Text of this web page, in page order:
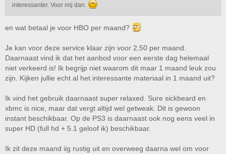
interessanter. Voor mij dan.
en wat betaal je voor HBO per maand?
Je kan voor deze service klaar zijn voor 2,50 per maand.
Daarnaast vind ik dat het aanbod voor een eerste dag helemaal
niet verkeerd is! Ik begrijp niet waarom dit maar 1 maand leuk zou
zijn. Kijken jullie echt al het interessante materiaal in 1 maand uit?
Ik vind het gebruik daarnaast super relaxed. Sure sickbeard en
xbmc is nice, maar dat vergt altijd wel getweak. Dit is gewoon
instant beschikbaar. Op de PS3 is daarnaast ook nog eens veel in
super HD (full hd + 5.1 geloof ik) beschikbaar.
Ik zit deze maand iig rustig uit en overweeg daarna wel om voor